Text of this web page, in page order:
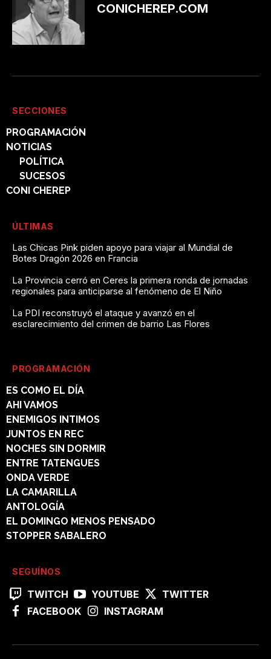
CONICHEREP.COM
SECCIONES
PROGRAMACIÓN
NOTICIAS
POLÍTICA
SUCESOS
CONI CHEREP
ÚLTIMAS
Las Chicas Pink piden apoyo para viajar al Mundial de
Botes Dragón 2026 en Francia
La Provincia cerró en Ceres la primera ronda de jornadas
regionales para anticiparse al fenómeno de El Niño
La PDI reconstruyó el ataque y avanzó en el
esclarecimiento del crimen de barrio Las Flores
PROGRAMACIÓN
ES COMO EL DÍA
AHI VAMOS
ENEMIGOS INTIMOS
JUNTOS EN REC
NOCHES SIN DORMIR
ENTRE TATENGUES
ONDA VERDE
LA CAMARILLA
ANTOLOGÍA
EL DOMINGO MENOS PENSADO
STOPPER SABALERO
SEGUÍNOS
TWITCH YOUTUBE
TWITTER
FACEBOOK
INSTAGRAM